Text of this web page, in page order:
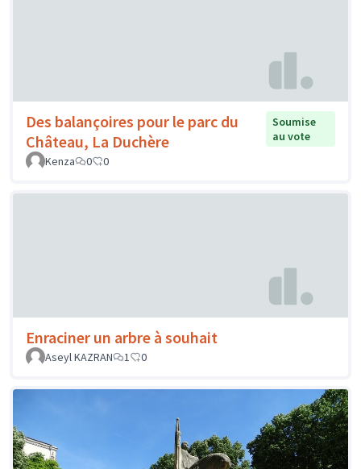
Des balançoires pour le parc du
Château, La Duchère
Soumise
au vote
Kenza
0 0
Enraciner un arbre à souhait
Aseyl KAZRAN 1 0